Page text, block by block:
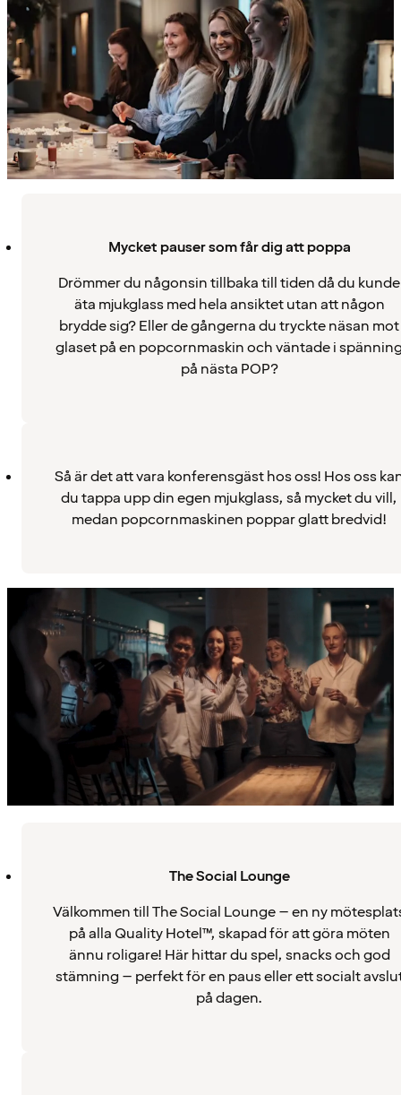
Mycket pauser som får dig att poppa
Drömmer du någonsin tillbaka till tiden då du kunde
äta mjukglass med hela ansiktet utan att någon
brydde sig? Eller de gångerna du tryckte näsan mot
glaset på en popcornmaskin och väntade i
på nästa POP?
Så är det att vara konferensgäst hos oss! Hos oss
du tappa upp din egen mjukglass, så mycket du vill,
medan popcornmaskinen poppar glatt bredvid!
The Social Lounge
Välkommen till The Social Lounge – en ny
på alla Quality Hotel™, skapad för att göra möten
ännu roligare! Här hittar du spel, snacks och god
stämning – perfekt för en paus eller ett socialt
på dagen.